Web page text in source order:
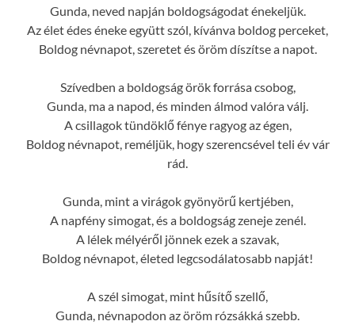
Gunda, neved napján boldogságodat énekeljük.
Az élet édes éneke együtt szól, kívánva boldog perceket,
Boldog névnapot, szeretet és öröm díszítse a napot.
Szívedben a boldogság örök forrása csobog,
Gunda, ma a napod, és minden álmod valóra válj.
A csillagok tündöklő fénye ragyog az égen,
Boldog névnapot, reméljük, hogy szerencsével teli év vár
rád.
Gunda, mint a virágok gyönyörű kertjében,
A napfény simogat, és a boldogság zeneje zenél.
A lélek mélyéről jönnek ezek a szavak,
Boldog névnapot, életed legcsodálatosabb napját!
A szél simogat, mint hűsítő szellő,
Gunda, névnapodon az öröm rózsákká szebb.